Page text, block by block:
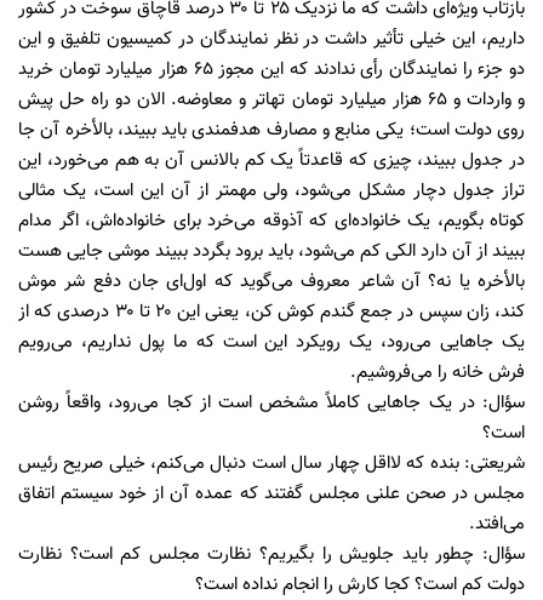
بازتاب ویژه‌ای داشت که ما نزدیک ۲۵ تا ۳۰ درصد قاچاق سوخت در کشور
داریم، این خیلی تأثیر داشت در نظر نمایندگان در کمیسیون تلفیق و این
دو جزء را نمایندگان رأی ندادند که این مجوز ۶۵ هزار میلیارد تومان خرید
و واردات و ۶۵ هزار میلیارد تومان تهاتر و معاوضه. الان دو راه حل پیش
روی دولت است؛ یکی منابع و مصارف هدفمندی باید ببیند، بالأخره آن جا
در جدول ببیند، چیزی که قاعدتاً یک کم بالانس آن به هم می‌خورد، این
تراز جدول دچار مشکل می‌شود، ولی مهمتر از آن این است، یک مثالی
کوتاه بگویم، یک خانواده‌ای که آذوقه می‌خرد برای خانواده‌اش، اگر مدام
ببیند از آن دارد الکی کم می‌شود، باید برود بگردد ببیند موشی جایی هست
بالأخره یا نه؟ آن شاعر معروف می‌گوید که اول‌ای جان دفع شر موش
کند، زان سپس در جمع گندم کوش کن، یعنی این ۲۰ تا ۳۰ درصدی که از
یک جا‌هایی می‌رود، یک رویکرد این است که ما پول نداریم، می‌رویم
فرش خانه را می‌فروشیم.
سؤال: در یک جا‌هایی کاملاً مشخص است از کجا می‌رود، واقعاً روشن
است؟
شریعتی: بنده که لااقل چهار سال است دنبال می‌کنم، خیلی صریح رئیس
مجلس در صحن علنی مجلس گفتند که عمده آن از خود سیستم اتفاق
می‌افتد.
سؤال: چطور باید جلویش را بگیریم؟ نظارت مجلس کم است؟ نظارت
دولت کم است؟ کجا کارش را انجام نداده است؟